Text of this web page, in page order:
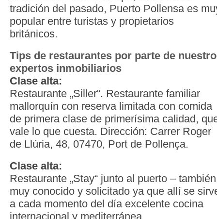
tradición del pasado, Puerto Pollensa es
popular entre turistas y propietarios
británicos.
Tips de restaurantes por parte de
expertos inmobiliarios
Clase alta:
Restaurante „Siller“. Restaurante familiar
mallorquín con reserva limitada con comida
de primera clase de primerísima calidad,
vale lo que cuesta. Dirección: Carrer Roger
de Llúria, 48, 07470, Port de Pollença.
Clase alta:
Restaurante „Stay“ junto al puerto – también
muy conocido y solicitado ya que allí se
a cada momento del día excelente cocina
internacional y mediterránea.